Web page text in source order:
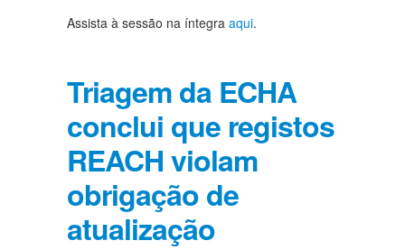
Assista à sessão na íntegra aqui.
Triagem da ECHA
conclui que registos
REACH violam
obrigação de
atualização